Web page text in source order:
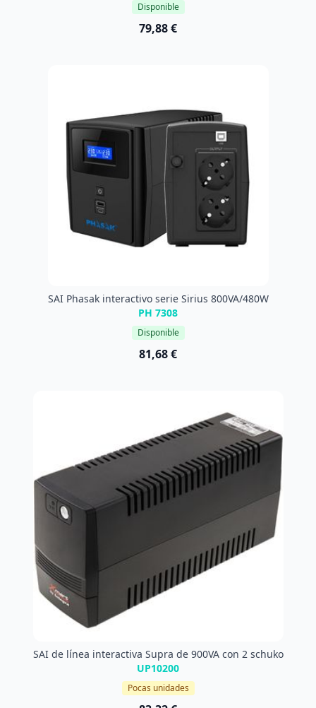
Disponible
79,88 €
SAI Phasak interactivo serie Sirius 800VA/480W
PH 7308
Disponible
81,68 €
SAI de línea interactiva Supra de 900VA con 2 schuko
UP10200
Pocas unidades